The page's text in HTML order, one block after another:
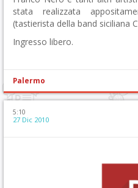
stata realizzata
(tastierista della band siciliana
Ingresso libero.
Palermo
5:10
27 Dic 2010